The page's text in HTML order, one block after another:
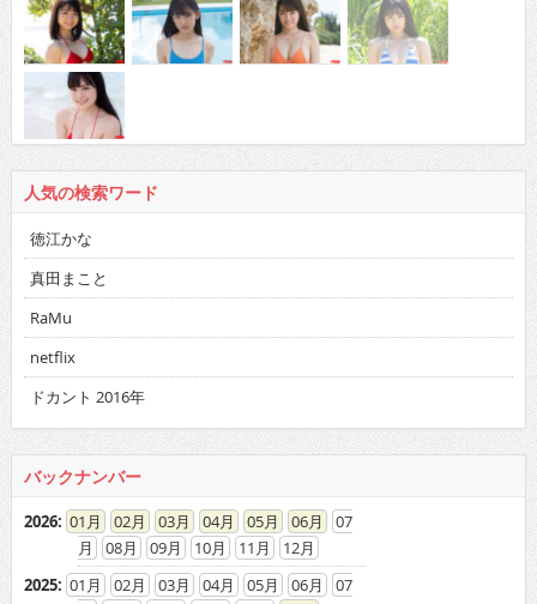
人気の検索ワード
徳江かな
真田まこと
RaMu
netflix
ドカント 2016年
バックナンバー
2026:01 02
08
09 10 11
12
2024: 01 02 03 04 05 06
07
08
09 10 11
12
2023: 01 02 03 04 05 06
07